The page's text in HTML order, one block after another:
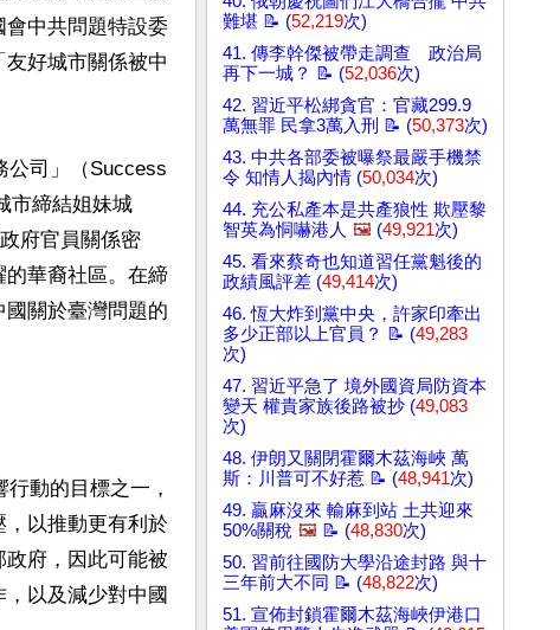
中共問題特設委
好城市關係被中
公司」（Success
市締結姐妹城
府官員關係密
華裔社區。在締
關於臺灣問題的
動的目標之一，
，以推動更有利於
府，因此可能被
以及減少對中國
難堪 📝 (52,219次)
41. 傳李幹傑被帶走調查 政治局
再下一城？ 📝 (52,036次)
42. 習近平松綁貪官：官藏299.9
萬無罪 民拿3萬入刑 📝 (50,373次)
43. 中共各部委被曝祭最嚴手機禁
令 知情人揭內情 (50,034次)
44. 充公私產本是共產狼性 欺壓黎
智英為恫嚇港人 🖼️ (49,921次)
45. 看來蔡奇也知道習任黨魁後的
政績風評差 (49,414次)
46. 恆大炸到黨中央，許家印牽出
多少正部以上官員？ 📝 (49,283
次)
47. 習近平急了 境外國資局防資本
變天 權貴家族後路被抄 (49,083
次)
48. 伊朗又關閉霍爾木茲海峽 萬
斯：川普可不好惹 📝 (48,941次)
49. 贏麻沒來 輸麻到站 土共迎來
50%關稅 🖼️ 📝 (48,830次)
50. 習前往國防大學沿途封路 與十
三年前大不同 📝 (48,822次)
51. 宣佈封鎖霍爾木茲海峽伊港口